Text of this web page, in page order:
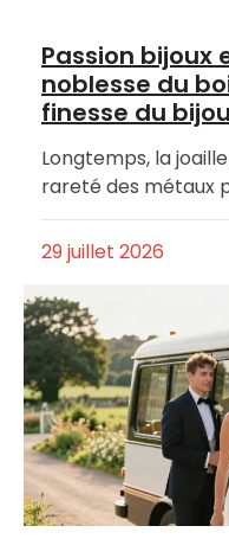
Passion bijoux
noblesse du
finesse du bijou
Longtemps, la
rareté des métaux
29 juillet 2026